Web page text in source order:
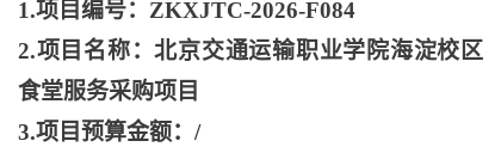
1.项目编号：ZKXJTC-2026-F084
2.项目名称：北京交通运输职业学院海淀校区
食堂服务采购项目
3.项目预算金额：/